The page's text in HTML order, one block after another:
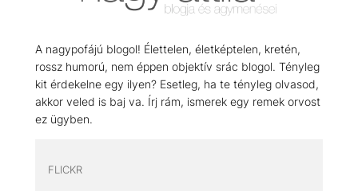
A nagypofájú blogol! Élettelen, életképtelen, kretén,
rossz humorú, nem éppen objektív srác blogol. Tényleg
kit érdekelne egy ilyen? Esetleg, ha te tényleg olvasod,
akkor veled is baj va. Írj rám, ismerek egy remek orvost
ez ügyben.
FLICKR